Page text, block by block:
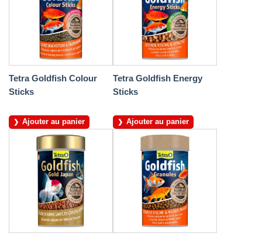
Tetra Goldfish Colour
Sticks
Ajouter au panier
Tetra Goldfish Energy
Sticks
Ajouter au panier